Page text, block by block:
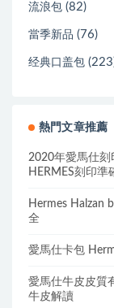
流浪包 (82)
當季新品 (76)
经典口盖包
熱門文章推薦
2020年愛馬仕刻
HERMES刻印準
Hermes Halzan
全
愛馬仕卡包
愛馬仕牛皮皮質
牛皮解讀